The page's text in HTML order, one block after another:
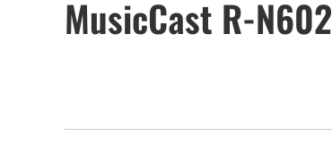
MusicCast R-N602